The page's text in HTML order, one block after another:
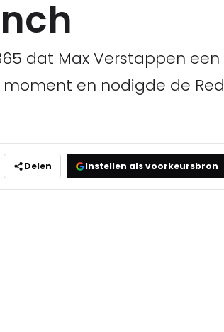
dat Max Verstappen een
en nodigde de Red
Delen Instellen als voorkeursbron